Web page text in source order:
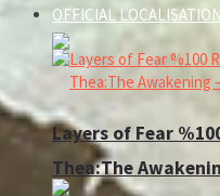
Layers of Fear
OFFICIAL LOCALISATION
Thea:The